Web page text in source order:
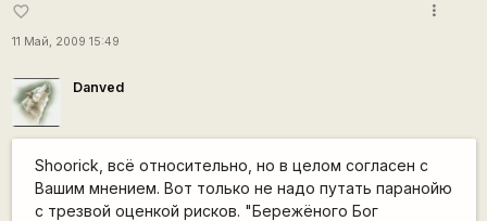
favorite_border
11 Май, 2009 15:49
more_vert
Danved
Shoorick, всё относительно, но в целом согласен с
Вашим мнением. Вот только не надо путать паранойю
с трезвой оценкой рисков. "Бережёного Бог